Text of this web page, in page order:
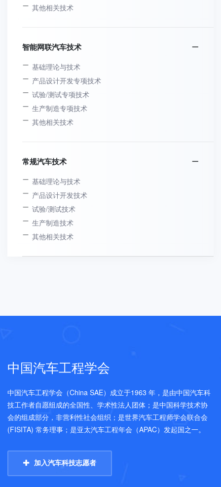
其他相关技术
智能网联汽车技术
基础理论与技术
产品设计开发专项技术
试验/测试专项技术
生产制造专项技术
其他相关技术
常规汽车技术
基础理论与技术
产品设计开发技术
试验/测试技术
生产制造技术
其他相关技术
中国汽车工程学会
中国汽车工程学会（China SAE）成立于1963 年，是由中国汽车科
技工作者自愿组成的全国性、学术性法人团体；是中国科学技术协
会的组成部分，非营利性社会组织；是世界汽车工程师学会联合会
(FISITA) 常务理事；是亚太汽车工程年会（APAC）发起国之一。
加入汽车科技志愿者